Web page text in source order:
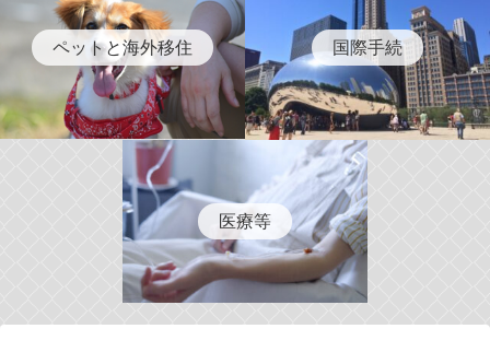
ペットと海外移住 国際手続
医療等